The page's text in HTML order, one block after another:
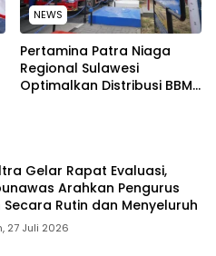
NEWS
Pertamina Patra Niaga
Regional Sulawesi
Optimalkan Distribusi BBM
Gelar Rapat Evaluasi,
Arahkan Pengurus
Rutin dan Menyeluruh
27 Juli 2026